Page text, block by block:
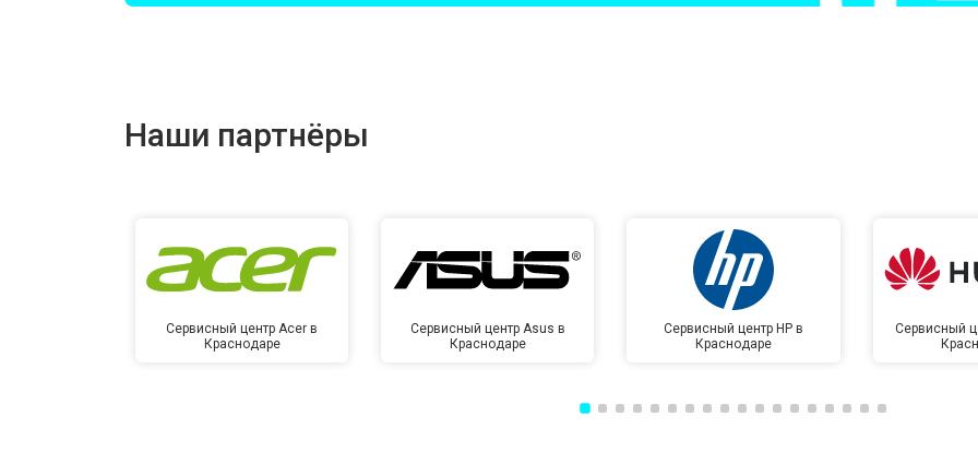
Замена северного моста
Наши партнёры
Сервисный центр Acer в
Краснодаре
Сервисный центр Asus в
Краснодаре
Сервисный центр HP в
Краснодаре
Сервисный